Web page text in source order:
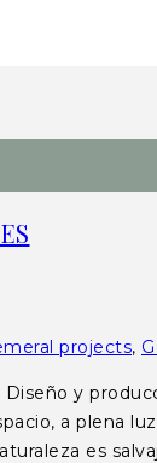
projects,
Diseño y
a plena
es